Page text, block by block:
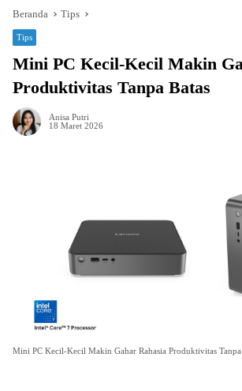
Beranda Tips
Tips
Mini PC Kecil-Kecil Makin
Produktivitas Tanpa Batas
Anisa Putri
18 Maret 2026
Mini PC Kecil-Kecil Makin Gahar Rahasia Produktivitas Tanpa